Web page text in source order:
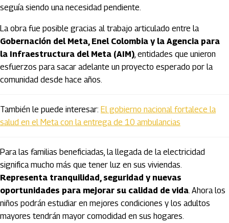
seguía siendo una necesidad pendiente.
La obra fue posible gracias al trabajo articulado entre la
Gobernación del Meta, Enel Colombia y la Agencia para
la Infraestructura del Meta (AIM), entidades que unieron
esfuerzos para sacar adelante un proyecto esperado por la
comunidad desde hace años.
También le puede interesar: El gobierno nacional fortalece la
salud en el Meta con la entrega de 10 ambulancias
Para las familias beneficiadas, la llegada de la electricidad
significa mucho más que tener luz en sus viviendas.
Representa tranquilidad, seguridad y nuevas
oportunidades para mejorar su calidad de vida. Ahora los
niños podrán estudiar en mejores condiciones y los adultos
mayores tendrán mayor comodidad en sus hogares.